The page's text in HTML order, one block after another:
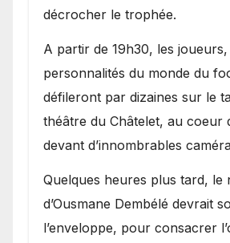
décrocher le trophée.
A partir de 19h30, les
personnalités du monde du
défileront par dizaines sur le
théâtre du Châtelet, au coeur
devant d’innombrables
Quelques heures plus tard, le
d’Ousmane Dembélé devrait
l’enveloppe, pour consacrer